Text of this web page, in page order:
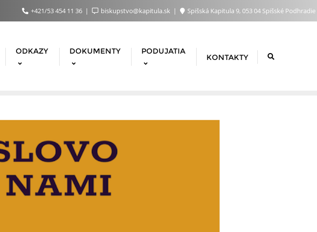
+421/53 454 11 36 biskupstvo@kapitula.sk Spišská Kapitula 9, 053 04 Spišské Podhradie
ODKAZY DOKUMENTY PODUJATIA
KONTAKTY